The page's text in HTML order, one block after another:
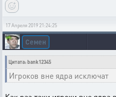
17 Апреля 2019 21:24:25
Семен
Цитата: bank12345
Игроков вне ядра исключат